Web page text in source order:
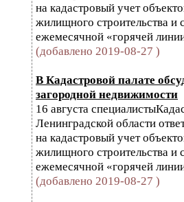
на кадастровый учет
жилищного строительства
ежемесячной «горячей
(добавлено 2019-08-27 )
В Кадастровой палате
загородной недвижимости
16 августа
Ленинградской области
на кадастровый учет
жилищного строительства
ежемесячной «горячей
(добавлено 2019-08-27 )